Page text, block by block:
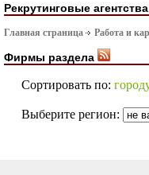
Рекрутинговые агентства
Главная страница Работа и
Фирмы раздела
Сортировать по:
Выберите регион: